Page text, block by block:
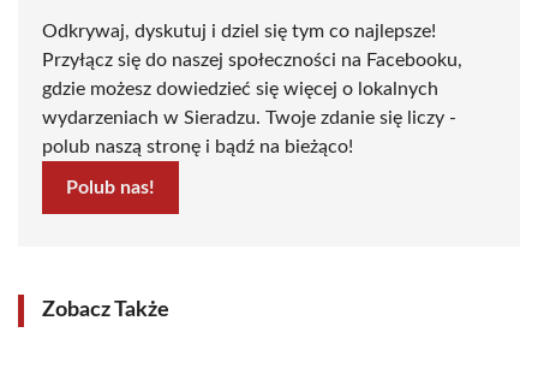
Odkrywaj, dyskutuj i dziel się tym co najlepsze!
Przyłącz się do naszej społeczności na Facebooku,
gdzie możesz dowiedzieć się więcej o lokalnych
wydarzeniach w Sieradzu. Twoje zdanie się liczy -
polub naszą stronę i bądź na bieżąco!
Polub nas!
Zobacz Także